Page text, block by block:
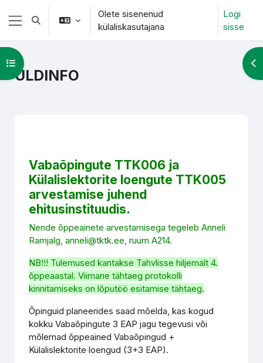
Jäta vahele peasisuni
Küljepaneel
Lülitab otsingu sisendi
Olete sisenenud
külaliskasutajana
Logi
sisse
ÜLDINFO
Ava kursuse sisukord
Vabaõpingute TTK006 ja
Külalislektorite loengute TTK005
arvestamise juhend
ehitusinstituudis.
Nende õppeainete arvestamisega tegeleb Anneli
Ramjalg, anneli@tktk.ee, ruum A214.
NB!!! Tulemused kantakse Tahvlisse hiljemalt 4.
õppeaastal. Viimane tähtaeg protokolli
kinnitamiseks on lõputöö esitamise tähtaeg.
Õpinguid planeerides saad mõelda, kas kogud
kokku Vabaõpingute 3 EAP jagu tegevusi või
mõlemad õppeained Vabaõpingud +
Külalislektorite loengud (3+3 EAP).